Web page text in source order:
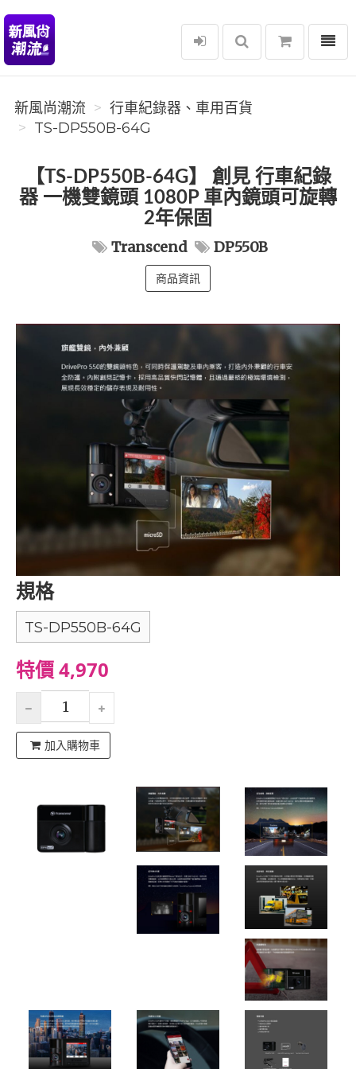
新風尚潮流
選單
新風尚潮流
行車紀錄器、車用百貨
TS-DP550B-64G
【TS-DP550B-64G】 創見 行車紀錄
器 一機雙鏡頭 1080P 車內鏡頭可旋轉
2年保固
Transcend DP550B
商品資訊
規格
TS-DP550B-64G
特價 4,970
加入購物車